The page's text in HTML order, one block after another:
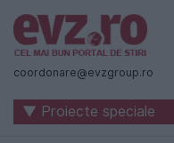
Știri
naționale
internaționale
coordonare@evzgroup.ro
▼ Proiecte speciale